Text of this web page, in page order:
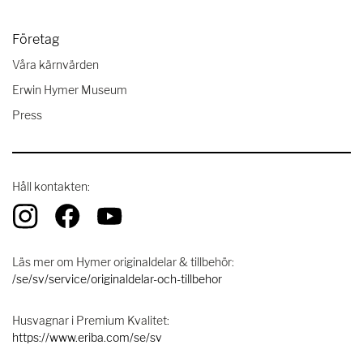
Företag
Våra kärnvärden
Erwin Hymer Museum
Press
Håll kontakten:
Läs mer om Hymer originaldelar & tillbehör:
/se/sv/service/originaldelar-och-tillbehor
Husvagnar i Premium Kvalitet:
https://www.eriba.com/se/sv